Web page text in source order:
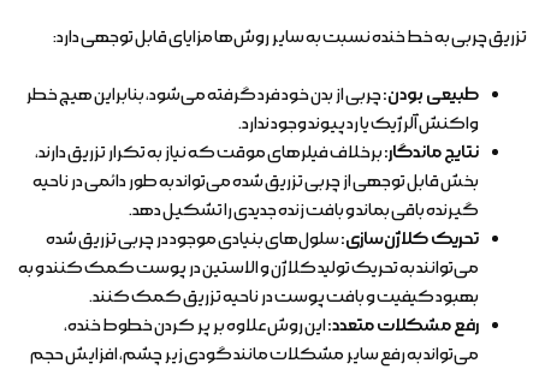
تزریق چربی به خط خنده نسبت به سایر روش‌ها مزایای قابل توجهی دارد:
طبیعی بودن:چربی از بدن خود فرد گرفته می‌شود، بنابراین هیچ خطر
واکنش آلرژیک یا رد پیوند وجود ندارد.
نتایج ماندگار:برخلاف فیلرهای موقت که نیاز به تکرار تزریق دارند،
بخش قابل توجهی از چربی تزریق شده می‌تواند به طور دائمی در ناحیه
گیرنده باقی بماند و بافت زنده جدیدی را تشکیل دهد.
تحریک کلاژن‌سازی:سلول‌های بنیادی موجود در چربی تزریق شده
می‌توانند به تحریک تولید کلاژن و الاستین در پوست کمک کنند و به
بهبود کیفیت و بافت پوست در ناحیه تزریق کمک کنند.
رفع مشکلات متعدد:این روش علاوه بر پر کردن خطوط خنده،
می‌تواند به رفع سایر مشکلات مانند گودی زیر چشم، افزایش حجم